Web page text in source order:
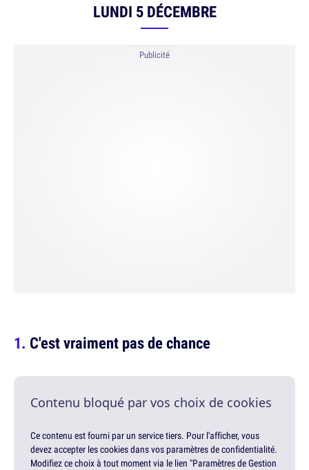
LUNDI 5 DÉCEMBRE
Publicité
C'est vraiment pas de chance
Contenu bloqué par vos choix de cookies
Ce contenu est fourni par un service tiers. Pour l'afficher, vous
devez accepter les cookies dans vos paramètres de confidentialité.
Modifiez ce choix à tout moment via le lien "Paramètres de Gestion